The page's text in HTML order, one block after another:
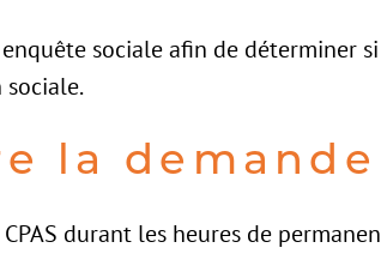
sociale afin de déterminer
la demande
durant les heures de